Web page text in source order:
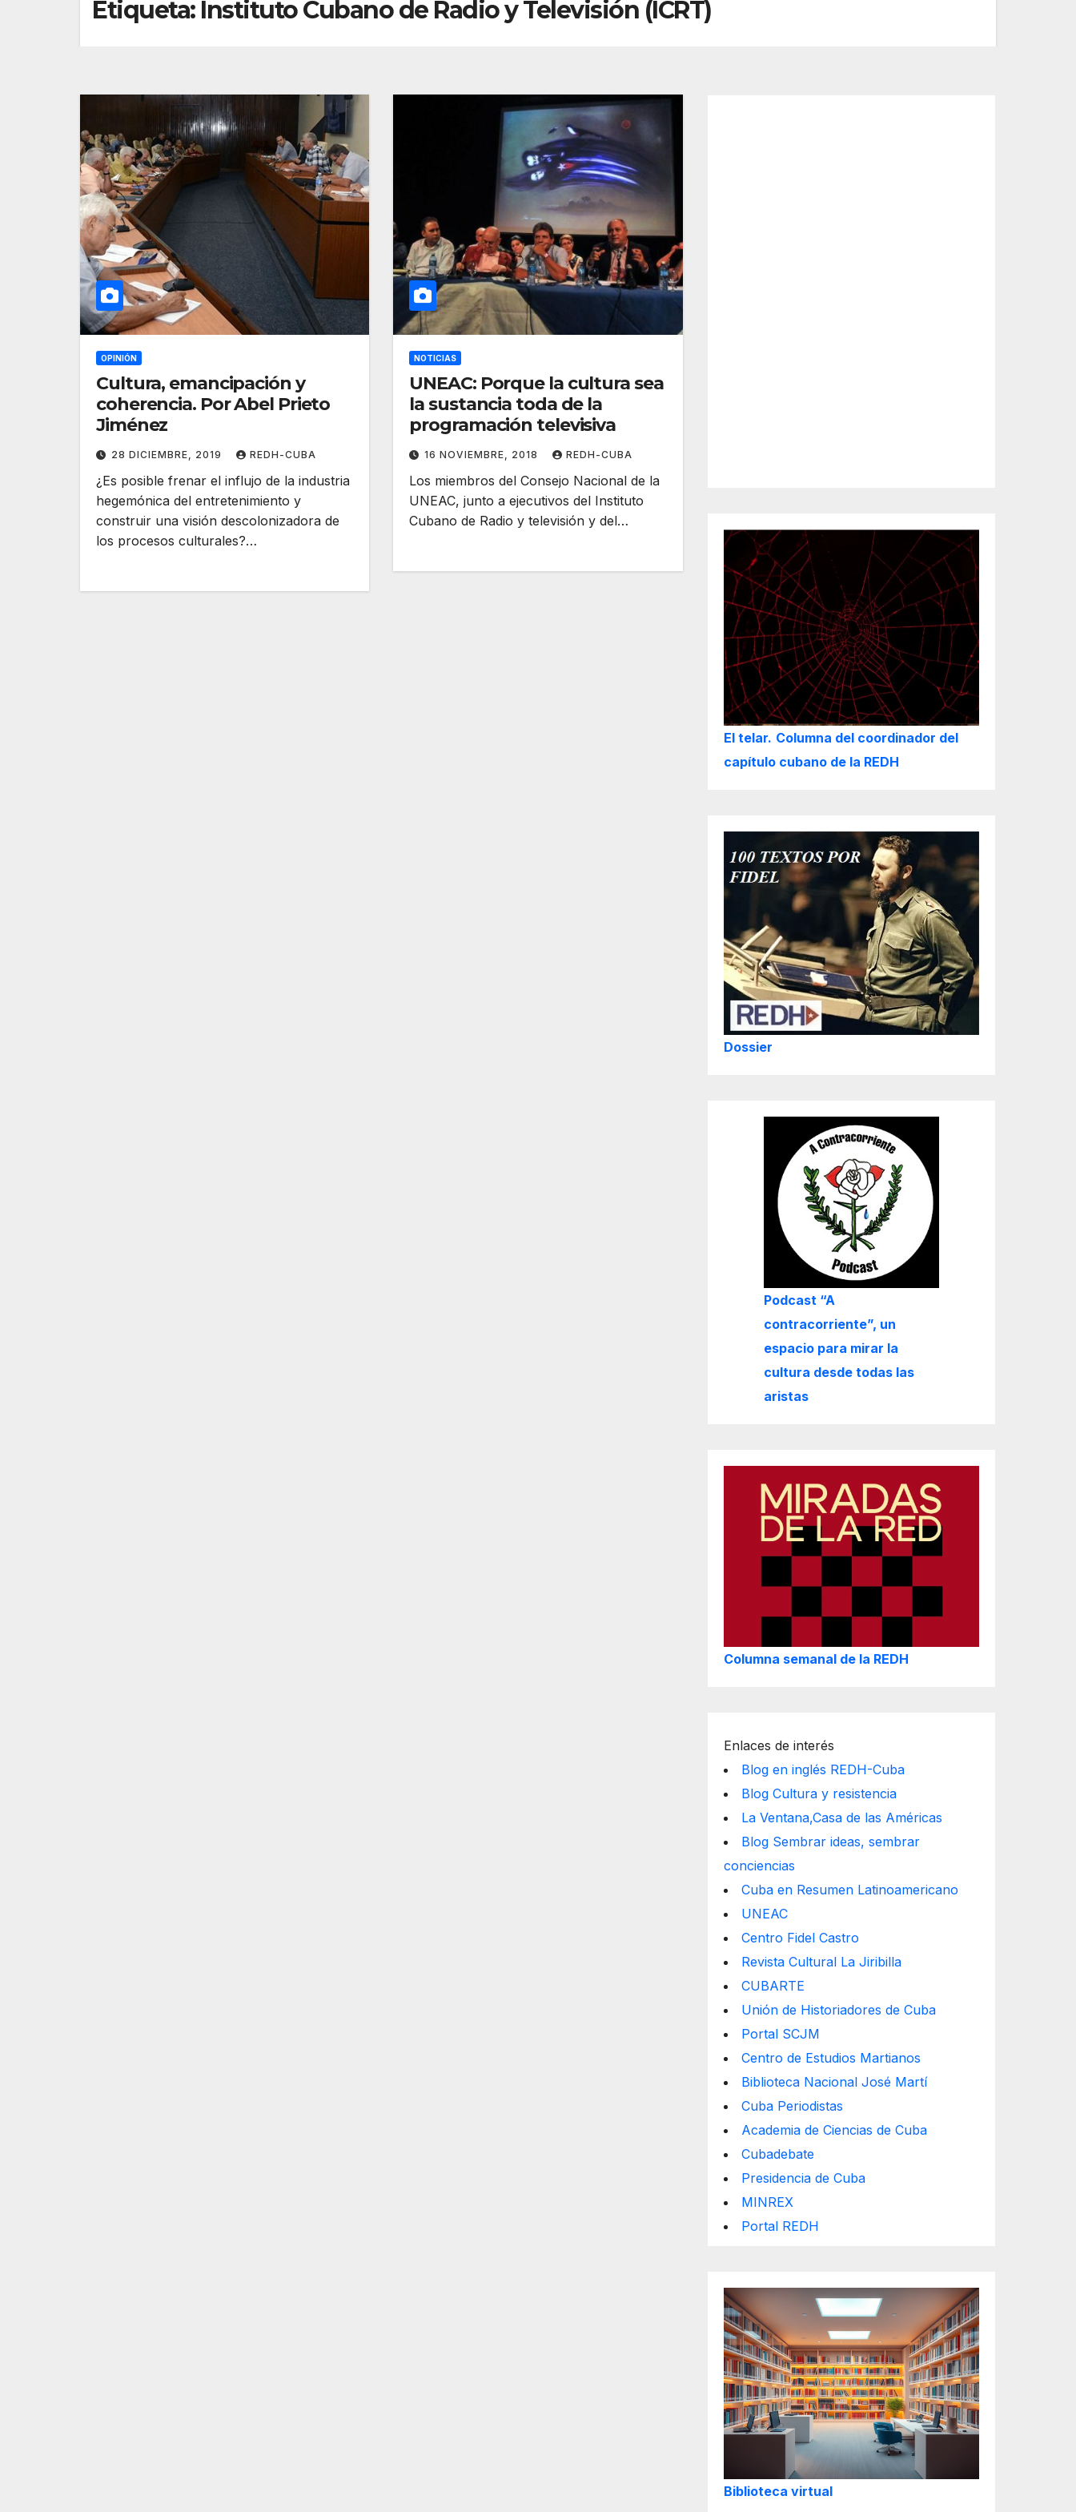
Etiqueta: Instituto Cubano de Radio y Televisión (ICRT)
OPINIÓN
Cultura, emancipación y
coherencia. Por Abel Prieto
Jiménez
28 DICIEMBRE, 2019 REDH-CUBA
¿Es posible frenar el influjo de la industria
hegemónica del entretenimiento y
construir una visión descolonizadora de
los procesos culturales?…
NOTICIAS
UNEAC: Porque la cultura sea
la sustancia toda de la
programación televisiva
16 NOVIEMBRE, 2018 REDH-CUBA
Los miembros del Consejo Nacional de la
UNEAC, junto a ejecutivos del Instituto
Cubano de Radio y televisión y del…
El telar. Columna del coordinador del
capítulo cubano de la REDH
Dossier
Podcast “A
contracorriente”, un
espacio para mirar la
cultura desde todas las
aristas
Columna semanal de la REDH
Enlaces de interés
Blog en inglés REDH-Cuba
Blog Cultura y resistencia
La Ventana,Casa de las Américas
Blog Sembrar ideas, sembrar
conciencias
Cuba en Resumen Latinoamericano
UNEAC
Centro Fidel Castro
Revista Cultural La Jiribilla
CUBARTE
Unión de Historiadores de Cuba
Portal SCJM
Centro de Estudios Martianos
Biblioteca Nacional José Martí
Cuba Periodistas
Academia de Ciencias de Cuba
Cubadebate
Presidencia de Cuba
MINREX
Portal REDH
Biblioteca virtual